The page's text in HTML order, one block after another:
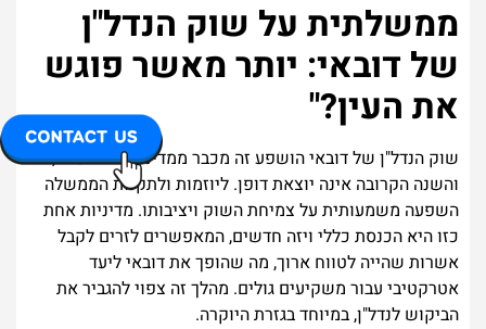
ממשלתית על שוק הנדל"ן
של דובאי: יותר מאשר פוגש
את העין?"
שוק הנדל"ן של דובאי הושפע זה מכבר ממדיניות הממשלה,
והשנה הקרובה אינה יוצאת דופן. ליוזמות ולתקנות הממשלה
השפעה משמעותית על צמיחת השוק ויציבותו. מדיניות אחת
כזו היא הכנסת כללי ויזה חדשים, המאפשרים לזרים לקבל
אשרות שהייה לטווח ארוך, מה שהופך את דובאי ליעד
אטרקטיבי עבור משקיעים גולים. מהלך זה צפוי להגביר את
הביקוש לנדל"ן, במיוחד בגזרת היוקרה.